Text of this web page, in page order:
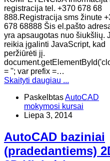
registracija tel. +370 678 68
888.Registracija sms žinute
678 68888 Šis el.pašto
yra apsaugotas nuo šiukšlių.
reikia įgalinti JavaScript, kad
peržiūrėti jį.
= ''; var prefix =…
Skaityti daugiau ...
PaskelbtasAutoCAD
mokymosi kursai
Liepa 3, 2014
AutoCAD baziniai
(pradedantiems)